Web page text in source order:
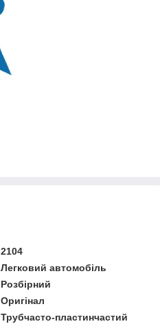
2104
Легковий автомобіль
Розбірний
Оригінал
Трубчасто-пластинчастий